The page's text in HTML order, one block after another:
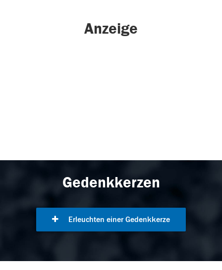
Anzeige
Gedenkkerzen
Erleuchten einer Gedenkkerze